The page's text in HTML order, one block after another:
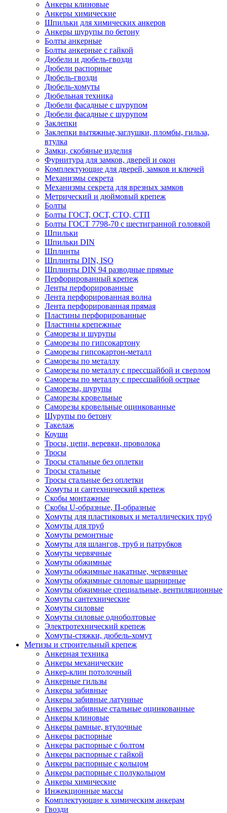
Анкеры клиновые
Анкеры химические
Шпильки для химических анкеров
Анкеры шурупы по бетону
Болты анкерные
Болты анкерные с гайкой
Дюбели и дюбель-гвозди
Дюбели распорные
Дюбель-гвозди
Дюбель-хомуты
Дюбельная техника
Дюбели фасадные с шурупом
Дюбели фасадные с шурупом
Заклепки
Заклепки вытяжные,заглушки, пломбы, гильза,
втулка
Замки, скобяные изделия
Фурнитура для замков, дверей и окон
Комплектующие для дверей, замков и ключей
Механизмы секрета
Механизмы секрета для врезных замков
Метрический и дюймовый крепеж
Болты
Болты ГОСТ, ОСТ, СТО, СТП
Болты ГОСТ 7798-70 с шестигранной головкой
Шпильки
Шпильки DIN
Шплинты
Шплинты DIN, ISO
Шплинты DIN 94 разводные прямые
Перфорированный крепеж
Ленты перфорированные
Лента перфорированная волна
Лента перфорированная прямая
Пластины перфорированные
Пластины крепежные
Саморезы и шурупы
Саморезы по гипсокартону
Саморезы гипсокартон-металл
Саморезы по металлу
Саморезы по металлу с прессшайбой и сверлом
Саморезы по металлу с прессшайбой острые
Саморезы, шурупы
Саморезы кровельные
Саморезы кровельные оцинкованные
Шурупы по бетону
Такелаж
Коуши
Тросы, цепи, веревки, проволока
Тросы
Тросы стальные без оплетки
Тросы стальные
Тросы стальные без оплетки
Хомуты и сантехнический крепеж
Скобы монтажные
Скобы U-образные, П-образные
Хомуты для пластиковых и металлических труб
Хомуты для труб
Хомуты ремонтные
Хомуты для шлангов, труб и патрубков
Хомуты червячные
Хомуты обжимные
Хомуты обжимные накатные, червячные
Хомуты обжимные силовые шарнирные
Хомуты обжимные специальные, вентиляционные
Хомуты сантехнические
Хомуты силовые
Хомуты силовые одноболтовые
Электротехнический крепеж
Хомуты-стяжки, дюбель-хомут
Метизы и строительный крепеж
Анкерная техника
Анкеры механические
Анкер-клин потолочный
Анкерные гильзы
Анкеры забивные
Анкеры забивные латунные
Анкеры забивные стальные оцинкованные
Анкеры клиновые
Анкеры рамные, втулочные
Анкеры распорные
Анкеры распорные с болтом
Анкеры распорные с гайкой
Анкеры распорные с кольцом
Анкеры распорные с полукольцом
Анкеры химические
Инжекционные массы
Комплектующие к химическим анкерам
Гвозди